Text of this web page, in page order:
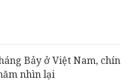
Bảy ở Việt Nam, chín
nhìn lại